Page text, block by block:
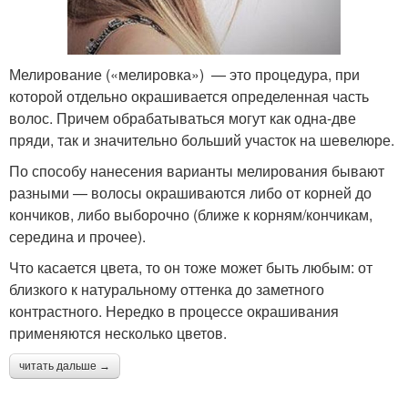
Мелирование («мелировка») — это процедура, при
которой отдельно окрашивается определенная часть
волос. Причем обрабатываться могут как одна-две
пряди, так и значительно больший участок на шевелюре.
По способу нанесения варианты мелирования бывают
разными — волосы окрашиваются либо от корней до
кончиков, либо выборочно (ближе к корням/кончикам,
середина и прочее).
Что касается цвета, то он тоже может быть любым: от
близкого к натуральному оттенка до заметного
контрастного. Нередко в процессе окрашивания
применяются несколько цветов.
читать дальше →